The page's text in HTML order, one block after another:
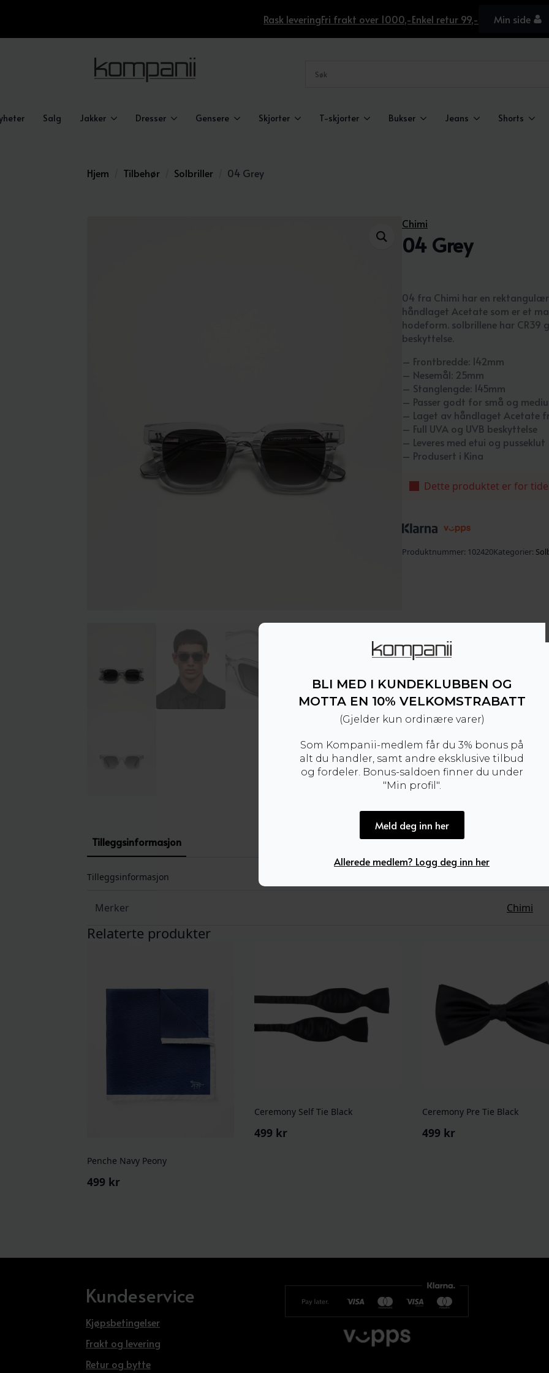
Rask leveringFri frakt over 1000,-Enkel retur 99,- Min side
Salg Jakker Dresser Gensere Skjorter T-skjorter Bukser Jeans Shorts
Hjem Tilbehør Solbriller 04 Grey
Chimi
04 Grey
04 fra Chimi har en
håndlaget Acetate som er et
hodeform. solbrillene har CR39
beskyttelse.
– Frontbredde: 142mm
– Nesemål: 25mm
– Stanglengde: 145mm
– Passer godt for små og
– Laget av håndlaget Acetate
– Full UVA og UVB beskyttelse
– Leveres med etui og pusseklut
– Produsert i Kina
Dette produktet er for
Produktnummer: 102420Kategorier:
Tilleggsinformasjon
Tilleggsinformasjon
Merker Chimi
Relaterte produkter
Penche Navy Peony
499 kr
Ceremony Self Tie Black
499 kr
Ceremony Pre Tie Black
499 kr
Kundeservice
Kjøpsbetingelser
Frakt og levering
Retur og bytte
BLI MED I KUNDEKLUBBEN OG
MOTTA EN 10% VELKOMSTRABATT
(Gjelder kun ordinære varer)
Som Kompanii-medlem får du 3% bonus på
alt du handler, samt andre eksklusive tilbud
og fordeler. Bonus-saldoen finner du under
"Min profil".
Meld deg inn her
Allerede medlem? Logg deg inn her